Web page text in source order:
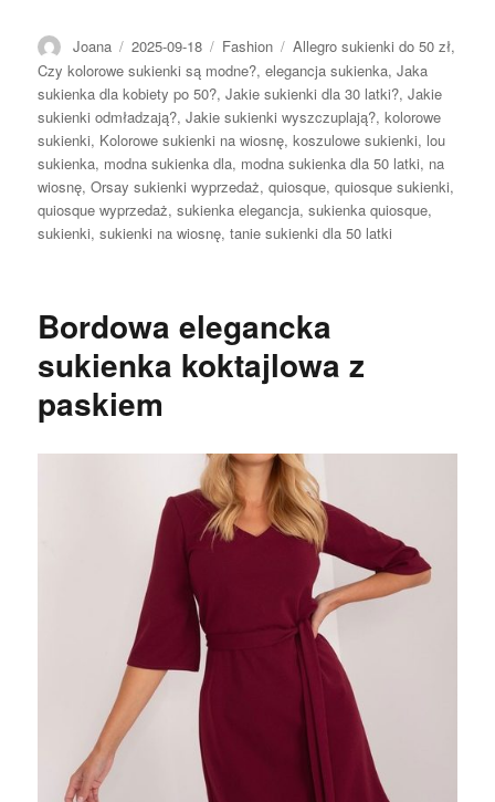
Autor
Joana Opublikowano
2025-09-18 Kategorie
Fashion Tagi
Allegro sukienki do 50 zł,
Czy kolorowe sukienki są modne?,elegancja sukienka,Jaka
sukienka dla kobiety po 50?,Jakie sukienki dla 30 latki?,Jakie
sukienki odmładzają?,Jakie sukienki wyszczuplają?,kolorowe
sukienki, Kolorowe sukienki na wiosnę,koszulowe sukienki, lou
sukienka, modna sukienka dla, modna sukienka dla 50 latki, na
wiosnę,Orsay sukienki wyprzedaż,quiosque,quiosque sukienki,
quiosque wyprzedaż,sukienka elegancja,sukienka quiosque,
sukienki,sukienki na wiosnę,tanie sukienki dla 50 latki
Bordowa elegancka
sukienka koktajlowa z
paskiem